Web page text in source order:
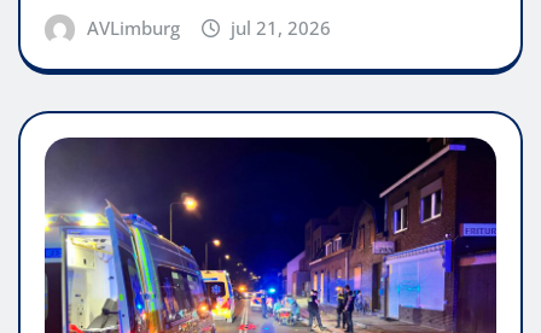
AVLimburg jul 21, 2026